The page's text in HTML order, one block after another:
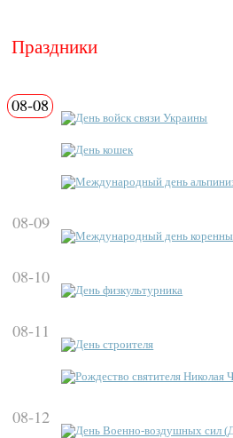
Праздники
08-08
День войск связи Украины
День кошек
Международный день
08-09
Международный день
08-10
День физкультурника
08-11
День строителя
Рождество святителя Николая
08-12
День Военно-воздушных сил